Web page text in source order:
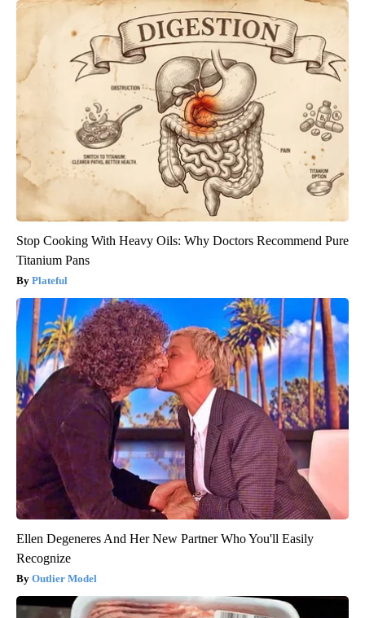
Stop Cooking With Heavy Oils: Why Doctors Recommend Pure
Titanium Pans
Plateful
Ellen Degeneres And Her New Partner Who You'll Easily
Recognize
Outlier Model